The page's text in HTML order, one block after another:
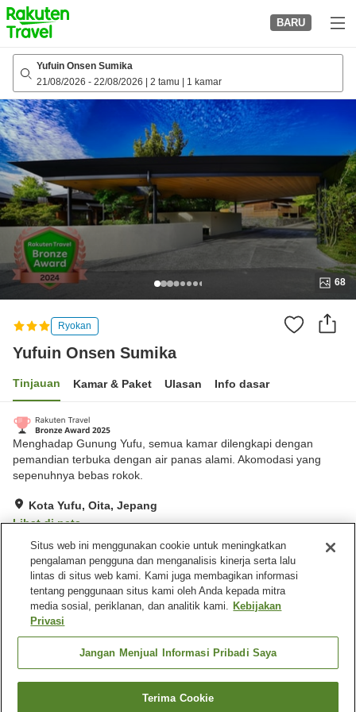
to
top
page
BARU
Yufuin Onsen Sumika
21/08/2026 - 22/08/2026 2 tamu 1 kamar
68
Ryokan
Yufuin Onsen Sumika
Tinjauan Kamar & Paket Ulasan Info dasar
Menghadap Gunung Yufu, semua kamar dilengkapi dengan
pemandian terbuka dengan air panas alami. Akomodasi yang
sepenuhnya bebas rokok.
Kota Yufu, Oita, Jepang
Lihat di peta
Luar biasa Ulasan:467
Fasilitas properti
Tempat parkir
Pemandian besar (air
Pengiriman ke rumah
Cari kamar
Situs web ini menggunakan cookie untuk meningkatkan
pengalaman pengguna dan menganalisis kinerja serta lalu
lintas di situs web kami. Kami juga membagikan informasi
tentang penggunaan situs kami oleh Anda kepada mitra
media sosial, periklanan, dan analitik kami. Kebijakan
Privasi
Jangan Menjual Informasi Pribadi Saya
Terima Cookie